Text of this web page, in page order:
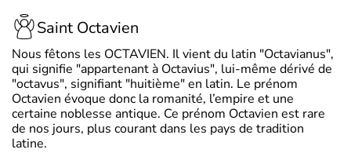
Saint Octavien
Nous fêtons les OCTAVIEN. Il vient du latin "Octavianus",
qui signifie "appartenant à Octavius", lui-même dérivé de
"octavus", signifiant "huitième" en latin. Le prénom
Octavien évoque donc la romanité, l’empire et une
certaine noblesse antique. Ce prénom Octavien est rare
de nos jours, plus courant dans les pays de tradition
latine.